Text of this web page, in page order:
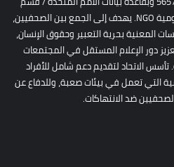
المنظمات غير الحكومية NGO. يهدف إلى الجمع بين الصحفيين،
المعنية بحرية التعبير وحقوق الإنسان،
دور الإعلام المستقل في المجتمعات
تأسس الاتحاد لتقديم دعم شامل للأفراد
التي تعمل في بيئات صعبة، وللدفاع عن
ضد الانتهاكات.